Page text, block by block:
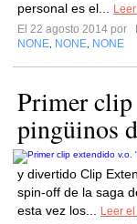
personal es el...
El 22 agosto 2014 por
NONE NONE NONE
Primer clip
pingüinos
y divertido Clip
spin-off de la saga
esta vez los...
Leer